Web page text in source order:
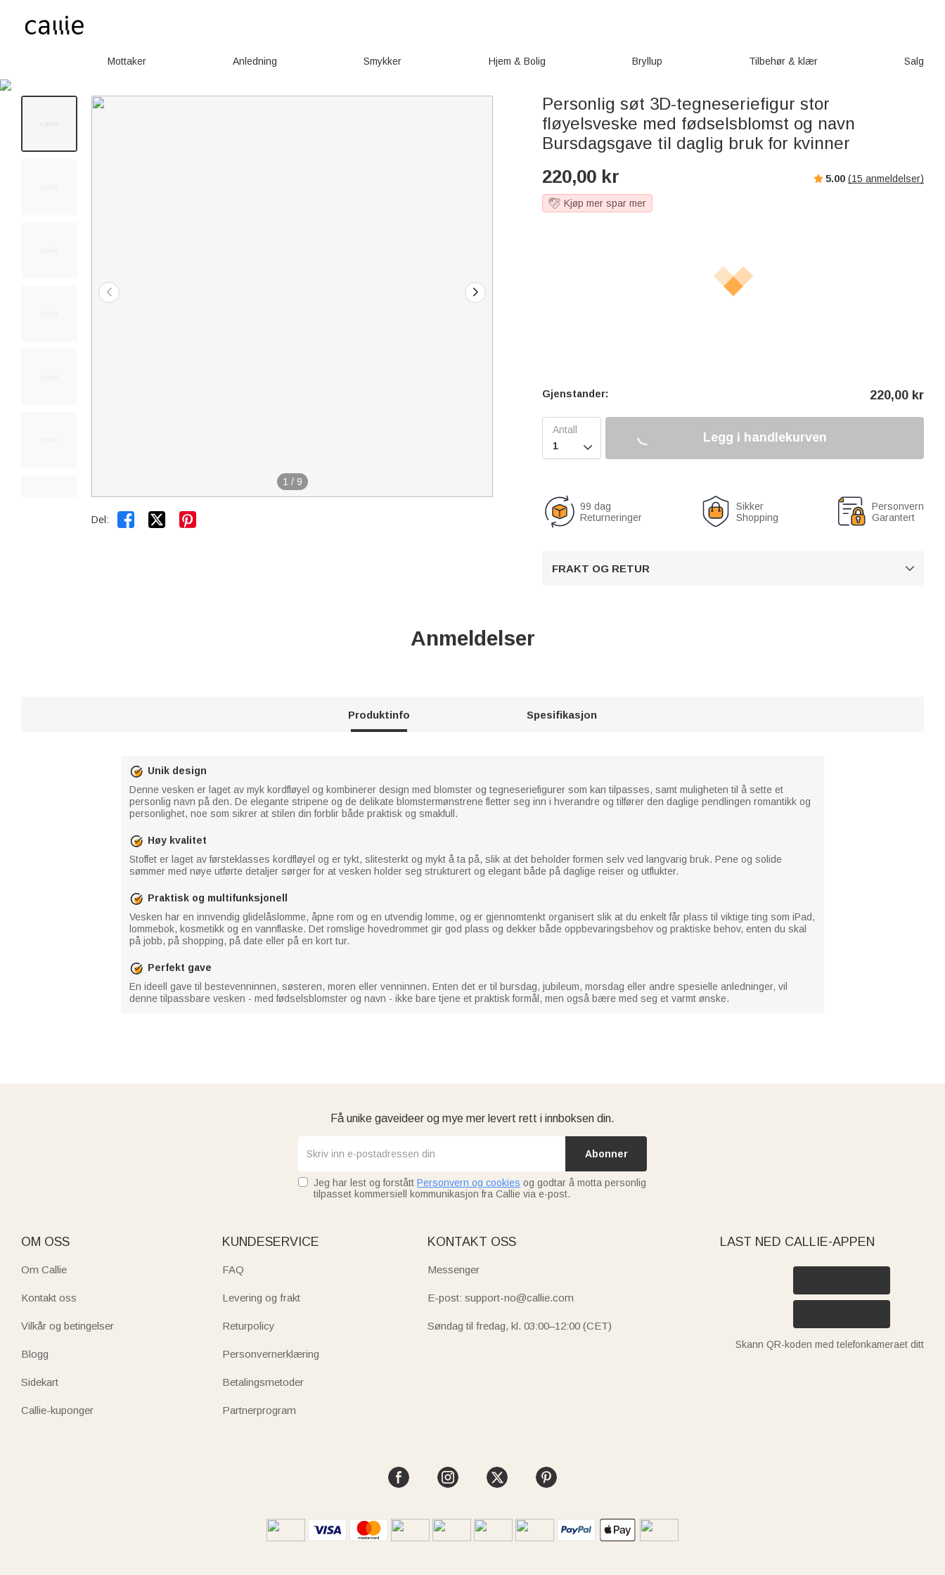
Mottaker Anledning Smykker Hjem & Bolig Bryllup Tilbehør & klær Salg
1 / 9
Del:  
Personlig søt 3D-tegneseriefigur stor
fløyelsveske med fødselsblomst og navn
Bursdagsgave til daglig bruk for kvinner
220,00 kr 5.00 (15 anmeldelser)
Kjøp mer spar mer
Gjenstander: 220,00 kr

Legg i handlekurven
99 dag
Returneringer
Sikker
Shopping
Personvern
Garantert
FRAKT OG RETUR 
Anmeldelser
Produktinfo Spesifikasjon
Unik design
Denne vesken er laget av myk kordfløyel og kombinerer design med blomster og tegneseriefigurer som kan tilpasses, samt muligheten til å sette et
personlig navn på den. De elegante stripene og de delikate blomstermønstrene fletter seg inn i hverandre og tilfører den daglige pendlingen romantikk og
personlighet, noe som sikrer at stilen din forblir både praktisk og smakfull.
Høy kvalitet
Stoffet er laget av førsteklasses kordfløyel og er tykt, slitesterkt og mykt å ta på, slik at det beholder formen selv ved langvarig bruk. Pene og solide
sømmer med nøye utførte detaljer sørger for at vesken holder seg strukturert og elegant både på daglige reiser og utflukter.
Praktisk og multifunksjonell
Vesken har en innvendig glidelåslomme, åpne rom og en utvendig lomme, og er gjennomtenkt organisert slik at du enkelt får plass til viktige ting som iPad,
lommebok, kosmetikk og en vannflaske. Det romslige hovedrommet gir god plass og dekker både oppbevaringsbehov og praktiske behov, enten du skal
på jobb, på shopping, på date eller på en kort tur.
Perfekt gave
En ideell gave til bestevenninnen, søsteren, moren eller venninnen. Enten det er til bursdag, jubileum, morsdag eller andre spesielle anledninger, vil
denne tilpassbare vesken - med fødselsblomster og navn - ikke bare tjene et praktisk formål, men også bære med seg et varmt ønske.
Få unike gaveideer og mye mer levert rett i innboksen din.
Abonner
Jeg har lest og forstått Personvern og cookies og godtar å motta personlig
tilpasset kommersiell kommunikasjon fra Callie via e-post.
OM OSS
Om Callie
Kontakt oss
Vilkår og betingelser
Blogg
Sidekart
Callie-kuponger
KUNDESERVICE
FAQ
Levering og frakt
Returpolicy
Personvernerklæring
Betalingsmetoder
Partnerprogram
KONTAKT OSS
Messenger
E-post: support-no@callie.com
Søndag til fredag, kl. 03:00–12:00 (CET)
LAST NED CALLIE-APPEN
Skann QR-koden med telefonkameraet ditt